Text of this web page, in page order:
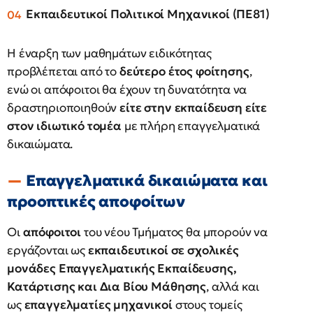
Εκπαιδευτικοί Πολιτικοί Μηχανικοί (ΠΕ81)
Η έναρξη των μαθημάτων ειδικότητας
προβλέπεται από τοδεύτερο έτος φοίτησης,
ενώ οι απόφοιτοι θα έχουν τη δυνατότητα να
δραστηριοποιηθούνείτε στην εκπαίδευση είτε
στον ιδιωτικό τομέα με πλήρη επαγγελματικά
δικαιώματα.
Επαγγελματικά δικαιώματα και
προοπτικές αποφοίτων
Οιαπόφοιτοιτου νέου Τμήματος θα μπορούν να
εργάζονται ωςεκπαιδευτικοί σε σχολικές
μονάδες Επαγγελματικής Εκπαίδευσης,
Κατάρτισης και Δια Βίου Μάθησης, αλλά και
ωςεπαγγελματίες μηχανικοίστους τομείς